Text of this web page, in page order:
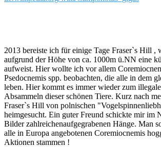
2013 bereiste ich für einige Tage Fraser`s Hill ,
aufgrund der Höhe von ca. 1000m ü.NN eine
aufweist. Hier wollte ich vor allem
Psedocnemis spp. beobachten, die alle in dem
leben. Hier kommt es immer wieder zum
Absammeln dieser schönen Tiere. Kurz nach
Fraser`s Hill von polnischen
heimgesucht. Ein guter Freund schickte mir im
Bilder zahlreichenaufgegrabenen Hänge. Man
alle in Europa angebotenen Coremiocnemis
Aktionen stammen !